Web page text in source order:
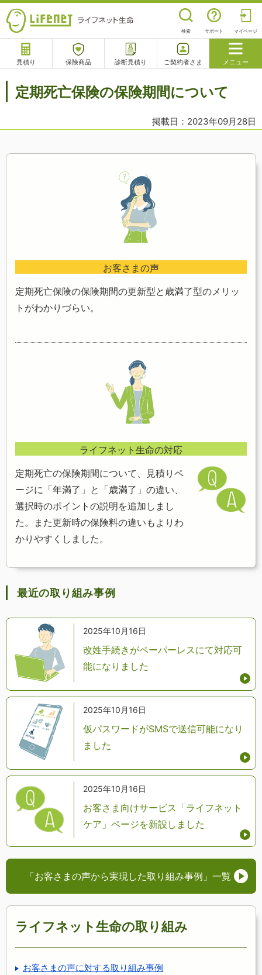
検索 サポート マイページ
見積り 保険商品 診断見積り ご契約者さま メニュー
サポート
定期死亡保険の保険期間について
掲載日：2023年09月28日
お客さまの声
定期死亡保険の保険期間の更新型と歳満了型のメリッ
トがわかりづらい。
ライフネット生命の対応
定期死亡の保険期間について、見積りペ
ージに「年満了」と「歳満了」の違い、
選択時のポイントの説明を追加しまし
た。また更新時の保険料の違いもよりわ
かりやすくしました。
最近の取り組み事例
2025年10月16日
改姓手続きがペーパーレスにて対応可
能になりました
2025年10月16日
仮パスワードがSMSで送信可能になり
ました
2025年10月16日
お客さま向けサービス「ライフネット
ケア」ページを新設しました
「お客さまの声から実現した取り組み事例」 一覧
ライフネット生命の取り組み
お客さまの声に対する取り組み事例